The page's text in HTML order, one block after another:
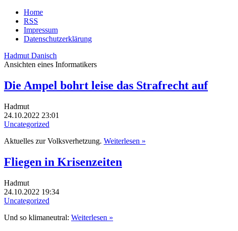
Home
RSS
Impressum
Datenschutzerklärung
Hadmut Danisch
Ansichten eines Informatikers
Die Ampel bohrt leise das Strafrecht auf
Hadmut
24.10.2022 23:01
Uncategorized
Aktuelles zur Volksverhetzung. Weiterlesen »
Fliegen in Krisenzeiten
Hadmut
24.10.2022 19:34
Uncategorized
Und so klimaneutral: Weiterlesen »